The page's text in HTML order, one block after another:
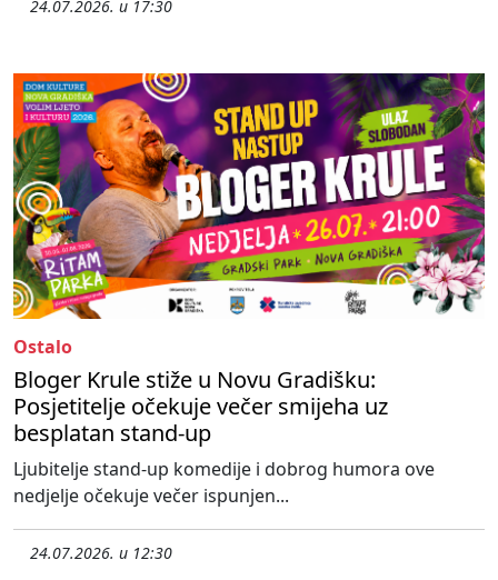
24.07.2026. u 17:30
Ostalo
Bloger Krule stiže u Novu Gradišku:
Posjetitelje očekuje večer smijeha uz
besplatan stand-up
Ljubitelje stand-up komedije i dobrog humora ove
nedjelje očekuje večer ispunjen...
24.07.2026. u 12:30